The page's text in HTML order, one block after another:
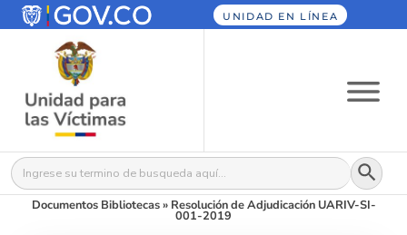
UNIDAD EN LÍNEA
Buscar: Botón
Documentos Bibliotecas» Resolución de Adjudicación UARIV-SI-
001-2019